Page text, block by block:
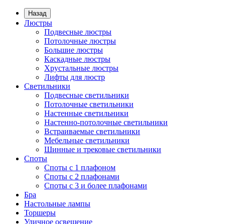
Назад
Люстры
Подвесные люстры
Потолочные люстры
Большие люстры
Каскадные люстры
Хрустальные люстры
Лифты для люстр
Светильники
Подвесные светильники
Потолочные светильники
Настенные светильники
Настенно-потолочные светильники
Встраиваемые светильники
Мебельные светильники
Шинные и трековые светильники
Споты
Споты с 1 плафоном
Споты с 2 плафонами
Споты с 3 и более плафонами
Бра
Настольные лампы
Торшеры
Уличное освещение